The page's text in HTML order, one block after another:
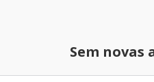
Sem novas